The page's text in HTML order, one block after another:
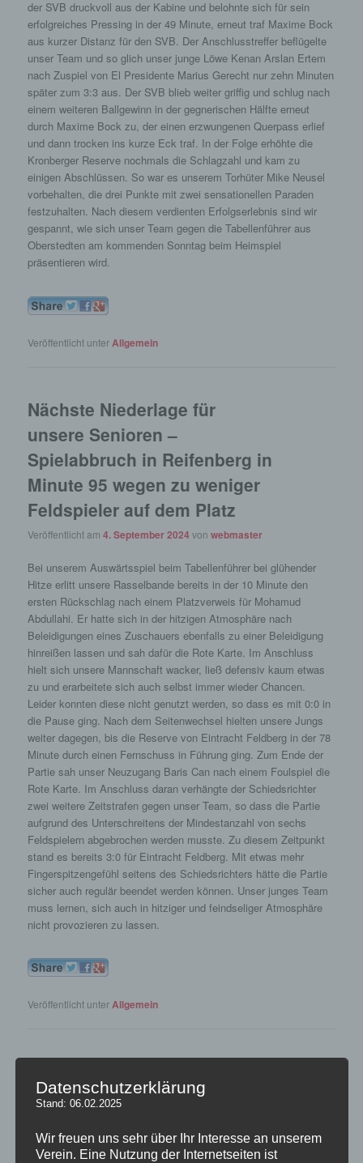
der SVB druckvoll aus der Kabine und belohnte sich für sein
erfolgreiches Pressing in der 49 Minute, erneut traf Maxime Bock
aus kurzer Distanz für den SVB. Der Anschlusstreffer beflügelte
unser Team und so glich unser junge Löwe Kenan Arslan Ertem
nach Zuspiel von El Presidente Marius Gerecht nur zehn Minuten
später zum 3:3 aus. Der SVB blieb weiter griffig und schlug nach
einem weiteren Ballgewinn in der gegnerischen Hälfte erneut
durch Maxime Bock zu, der einen erzwungenen Querpass erlief
und dann trocken ins kurze Eck traf. In der Folge erhöhte die
Kronberger Reserve nochmals die Schlagzahl und kam zu
einigen Abschlüssen. So war es unserem Torhüter Mike Neusel
vorbehalten, die drei Punkte mit zwei sensationellen Paraden
festzuhalten. Nach diesem verdienten Erfolgserlebnis sind wir
gespannt, wie sich unser Team gegen die Tabellenführer aus
Oberstedten am kommenden Sonntag beim Heimspiel
präsentieren wird.
Veröffentlicht unter Allgemein
Nächste Niederlage für
unsere Senioren –
Spielabbruch in Reifenberg in
Minute 95 wegen zu weniger
Feldspieler auf dem Platz
Veröffentlicht am4. September 2024 vonwebmaster
Bei unserem Auswärtsspiel beim Tabellenführer bei glühender
Hitze erlitt unsere Rasselbande bereits in der 10 Minute den
ersten Rückschlag nach einem Platzverweis für Mohamud
Abdullahi. Er hatte sich in der hitzigen Atmosphäre nach
Beleidigungen eines Zuschauers ebenfalls zu einer Beleidigung
hinreißen lassen und sah dafür die Rote Karte. Im Anschluss
hielt sich unsere Mannschaft wacker, ließ defensiv kaum etwas
zu und erarbeitete sich auch selbst immer wieder Chancen.
Leider konnten diese nicht genutzt werden, so dass es mit 0:0 in
die Pause ging. Nach dem Seitenwechsel hielten unsere Jungs
weiter dagegen, bis die Reserve von Eintracht Feldberg in der 78
Minute durch einen Fernschuss in Führung ging. Zum Ende der
Partie sah unser Neuzugang Baris Can nach einem Foulspiel die
Rote Karte. Im Anschluss daran verhängte der Schiedsrichter
zwei weitere Zeitstrafen gegen unser Team, so dass die Partie
aufgrund des Unterschreitens der Mindestanzahl von sechs
Feldspielern abgebrochen werden musste. Zu diesem Zeitpunkt
stand es bereits 3:0 für Eintracht Feldberg. Mit etwas mehr
Fingerspitzengefühl seitens des Schiedsrichters hätte die Partie
sicher auch regulär beendet werden können. Unser junges Team
muss lernen, sich auch in hitziger und feindseliger Atmosphäre
nicht provozieren zu lassen.
Veröffentlicht unterAllgemein
Reserve von Eintracht
Veröffentlicht am28. August 2024 vonwebmaster
Datenschutzerklärung
Stand: 06.02.2025
Wir freuen uns sehr über Ihr Interesse an unserem
Verein. Eine Nutzung der Internetseiten ist